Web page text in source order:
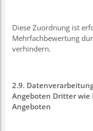
Diese Zuordnung ist
Mehrfachbewertung
verhindern.
2.9.
Angeboten Dritter wie
Angeboten